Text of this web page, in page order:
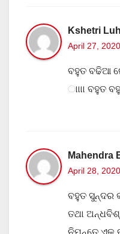
Kshetri
April 27,
ବହୁତ ବଢିଆ
ାାାା ବହୁତ
Mahendra
April 28,
ବହୁତ ସୁନ୍ଦର
ତଥା
ନିମନ୍ତେ ଏକ